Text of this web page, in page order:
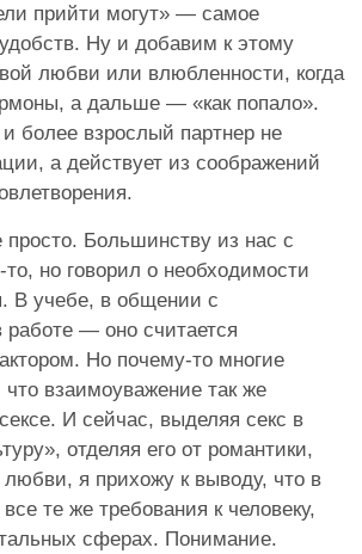
прийти могут» — самое
Ну и добавим к этому
любви или влюбленности, когда
а дальше — «как попало».
более взрослый партнер не
а действует из соображений
просто. Большинству из нас с
то, но говорил о необходимости
В учебе, в общении с
— оно считается
Но почему-то многие
взаимоуважение так же
И сейчас, выделяя секс в
отделяя его от романтики,
я прихожу к выводу, что в
те же требования к человеку,
сферах. Понимание.